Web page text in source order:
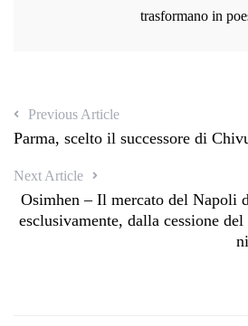
trasformano in
Previous Article
Parma, scelto il successore di
Next Article
Osimhen – Il mercato del Napoli
esclusivamente, dalla cessione